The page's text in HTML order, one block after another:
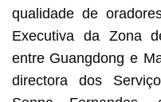
qualidade de
Executiva da Zona
entre Guangdong e
directora dos